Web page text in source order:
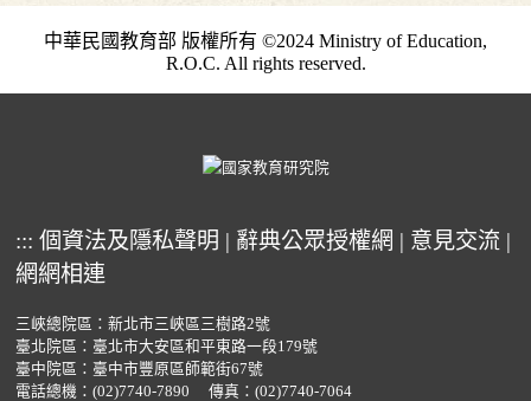
中華民國教育部 版權所有 ©2024 Ministry of Education,
R.O.C. All rights reserved.
::: 個資法及隱私聲明 | 辭典公眾授權網 | 意見交流 |
網網相連
三峽總院區：新北市三峽區三樹路2號
臺北院區：臺北市大安區和平東路一段179號
臺中院區：臺中市豐原區師範街67號
電話總機： (02)7740-7890 傳真：(02)7740-7064